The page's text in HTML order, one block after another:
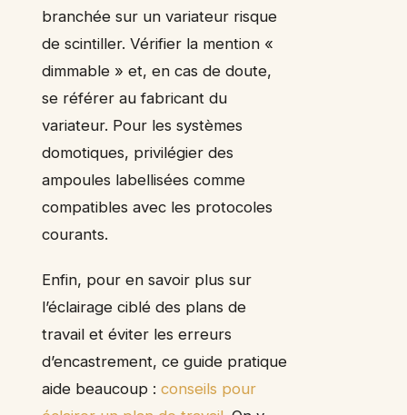
branchée sur un variateur risque
de scintiller. Vérifier la mention «
dimmable » et, en cas de doute,
se référer au fabricant du
variateur. Pour les systèmes
domotiques, privilégier des
ampoules labellisées comme
compatibles avec les protocoles
courants.
Enfin, pour en savoir plus sur
l’éclairage ciblé des plans de
travail et éviter les erreurs
d’encastrement, ce guide pratique
aide beaucoup : conseils pour